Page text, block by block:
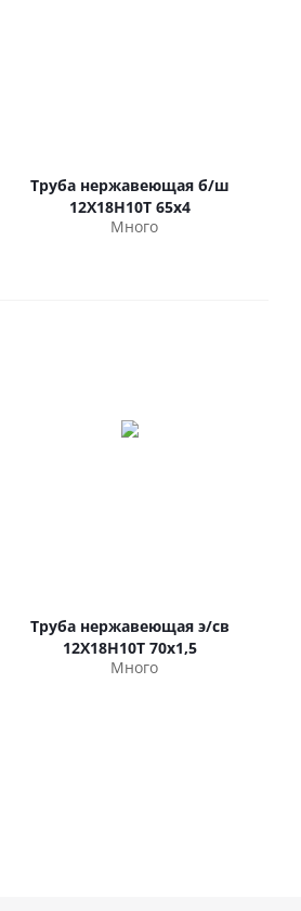
Труба нержавеющая б/ш
12Х18Н10Т 65х4
Много
Труба нержавеющая э/св
12Х18Н10Т 70х1,5
Много